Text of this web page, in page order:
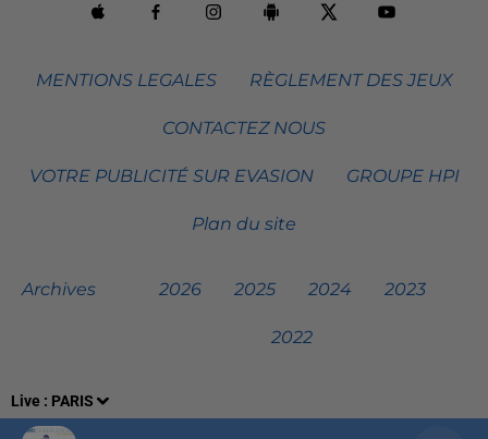
Live : PARIS
MENTIONS LEGALES RÈGLEMENT DES JEUX
CONTACTEZ NOUS
VOTRE PUBLICITÉ SUR EVASION GROUPE HPI
Plan du site
Archives 2026 2025 2024 2023
2022